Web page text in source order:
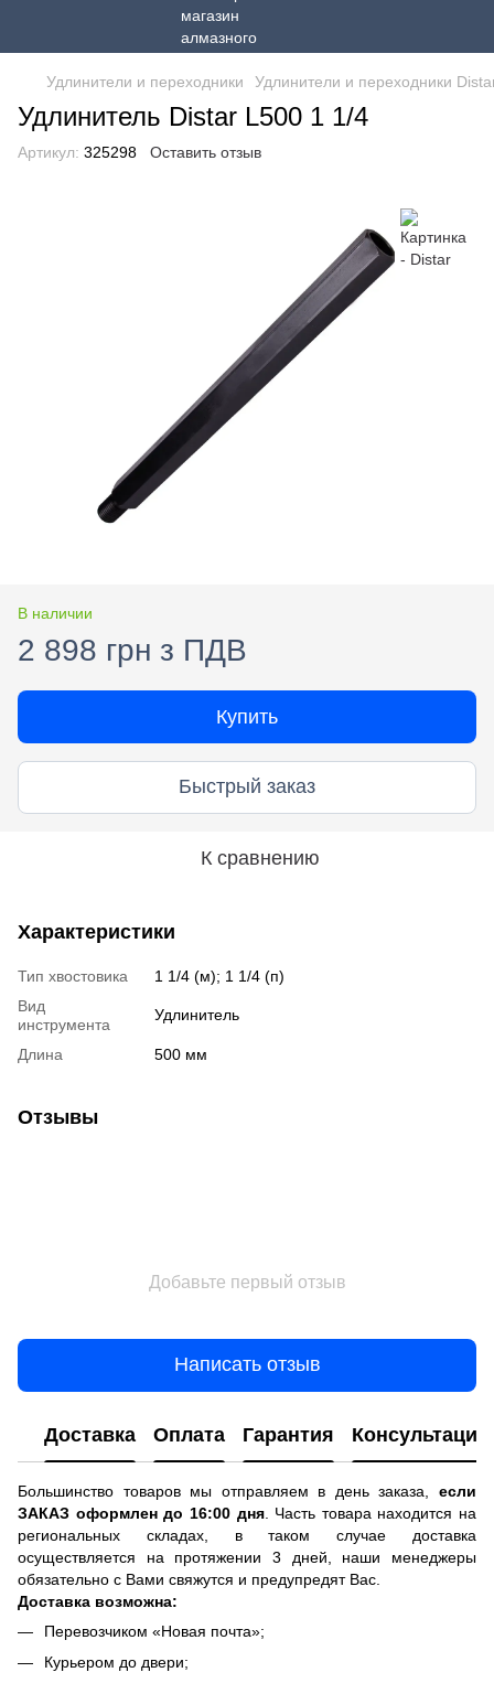
Удлинители и переходники Удлинители и переходники
Удлинитель Distar L500 1 1/4
Артикул: 325298 Оставить отзыв
В наличии
2 898 грн з ПДВ
Купить
Быстрый заказ
К сравнению
Характеристики
Тип хвостовика
1 1/4 (м); 1 1/4 (п)
Вид
инструмента
Удлинитель
Длина 500 мм
Отзывы
Добавьте первый отзыв
Написать отзыв
Доставка Оплата Гарантия Консультация
Большинство товаров мы отправляем в день заказа, если
ЗАКАЗ оформлен до 16:00 дня. Часть товара находится на
региональных складах, в таком случае доставка
осуществляется на протяжении 3 дней, наши менеджеры
обязательно с Вами свяжутся и предупредят Вас.
Доставка возможна:
Перевозчиком «Новая почта»;
Курьером до двери;